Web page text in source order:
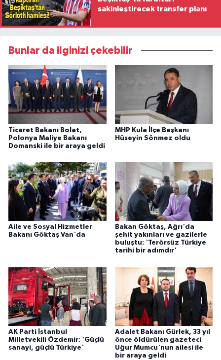
sakinleştirecek transfer planı
Bunlar da ilginizi çekebilir
Ticaret Bakanı Bolat,
Polonya Maliye Bakanı
Domanski ile bir araya geldi
MHP Kula İlçe Başkanı
Hüseyin Sönmez oldu
Aile ve Sosyal Hizmetler
Bakanı Göktaş Van'da
Bakan Göktaş, Ağrı'da
şehit yakınları ve gazilerle
buluştu: 'Terörsüz Türkiye
tarihi bir adımdır'
AK Parti İstanbul
Milletvekili Özdemir: 'Güçlü
sanayi, güçlü Türkiye'
Adalet Bakanı Gürlek, 33 yıl
önce öldürülen gazeteci
Uğur Mumcu'nun ailesi ile
bir araya geldi